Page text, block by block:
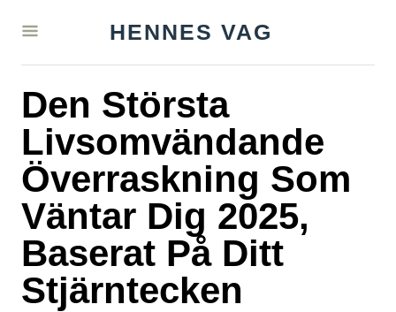
HENNES VAG
Den Största
Livsomvändande
Överraskning Som
Väntar Dig 2025,
Baserat På Ditt
Stjärntecken